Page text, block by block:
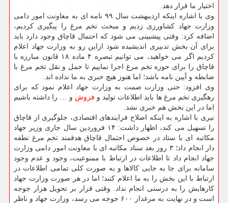
اختیار ما قرار دهد.
وی با اشاره اینکه اردیبهشت سال ۹۹ نامه ای به معاونت امور دامی
وزارت جهاد کشاورزی زدیم و مبحث تخم مرغ را پیگیری کردیم،
اضافه کرد: وقتی پیشبینی می شود که احتمال قاچاق وجود دارد باید
برای آن بخش تدبیری اندیشیده شود ازاین رو به وزارت جهاد اعلام
کردیم اگر می خواهید، می توانیم تبصره ۴ ماده ۱۸ قانون مبارزه با
قاچاق را برای حوزه تخم مرغ اجرا نماییم تا حمل و نقل تخم مرغ با
ضابطه و آیین نامه باشد؛ اما هنوز هیچ خبری به ما نداده اند.
وی افزود: حتی وزارت صمت به وزارت جهاد اعلام نمود که برای
رهگیری تخم مرغ ها باید اطلاعات تولید و فروش و … را داشته باشیم
اما در این بخش هم خبری نشد.
نیری با اشاره به اینکه اصلاح فرایندهای اقتصادی، جلوگیری از قاچاق
را تسهیل می کند، اظهار داشت: ۱۴ فروردین سال جاری وزیر جهاد
مکاتبه ای با ستاد در خصوص احتمال قاچاق هدفمند تخم مرغ نطفه
دار انجام داد؛ ۳ روز بعد ستاد مکاتبه ای با معاونت امور دامی وزارت
جهاد انجام داد تا اطلاعات در ارتباط با ممنوعیت، وجود و عدم وجود
سامانه برای جا به جایی کالاها و به صورت کلی تمامی اطلاعات در
ارتباط با این بخش را به ما اعلام کنند؛ اما در هر صورت وزارت جهاد
کارهایش را به درستی انجام نداد. وقتی قرار بر تحویل هزار جوجه
است و در نهایت به مرغدار ۶۰۰ جوجه می رسد، وزارت جهاد و ناظر